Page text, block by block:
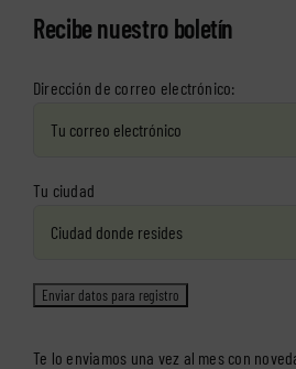
Recibe nuestro boletín
Dirección de correo electrónico:
Tu ciudad
Te lo enviamos una vez al mes con